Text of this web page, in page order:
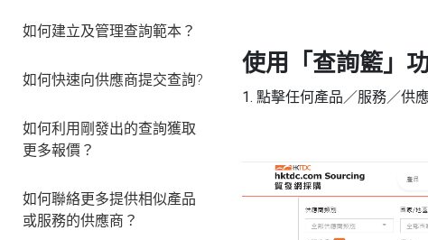
如何建立及管理查詢範本？
如何快速向供應商提交查詢?
如何利用剛發出的查詢獲取
更多報價？
如何聯絡更多提供相似產品
或服務的供應商？
使用 「查詢籃」
1. 點擊任何產品／服務／供